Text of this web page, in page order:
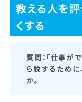
教える人を
くする
質問： 「仕事が
ら脱するために
か。